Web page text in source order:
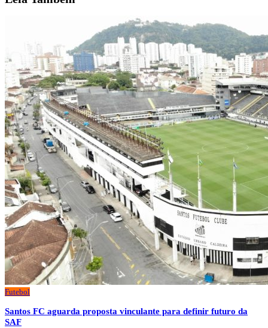
Futebol
Santos FC aguarda proposta vinculante para definir futuro da
SAF